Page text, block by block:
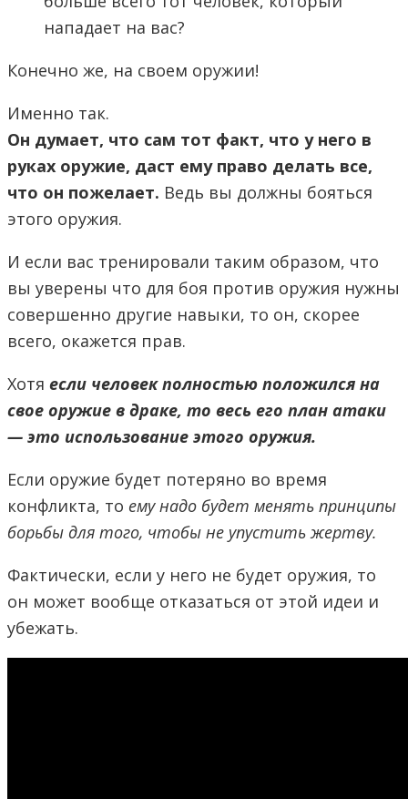
нападает на вас?
Конечно же, на своем оружии!
Именно так.
Он думает, что сам тот факт, что у него в
руках оружие, даст ему право делать все,
что он пожелает. Ведь вы должны бояться
этого оружия.
И если вас тренировали таким образом, что
вы уверены что для боя против оружия нужны
совершенно другие навыки, то он, скорее
всего, окажется прав.
Хотя если человек полностью положился на
свое оружие в драке, то весь его план атаки
— это использование этого оружия.
Если оружие будет потеряно во время
конфликта, то ему надо будет менять принципы
борьбы для того, чтобы не упустить жертву.
Фактически, если у него не будет оружия, то
он может вообще отказаться от этой идеи и
убежать.